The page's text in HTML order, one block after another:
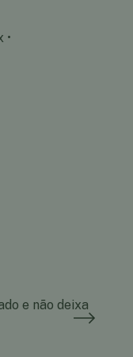
•
e não deixa